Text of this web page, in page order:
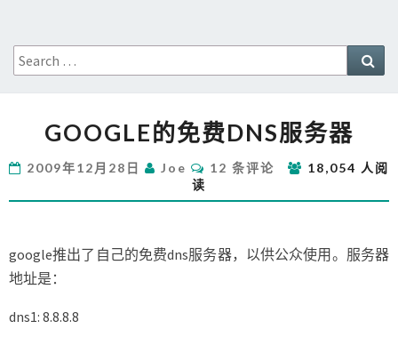
Search
for:
的
费
DNS
器
GOOGLE的免费DNS服务器
2009年12月28日 Joe
评
论
12 条评论
18,054 人阅
读
google推出了自己的免费dns服务器，以供公众使用。服务器
地址是：
dns1: 8.8.8.8